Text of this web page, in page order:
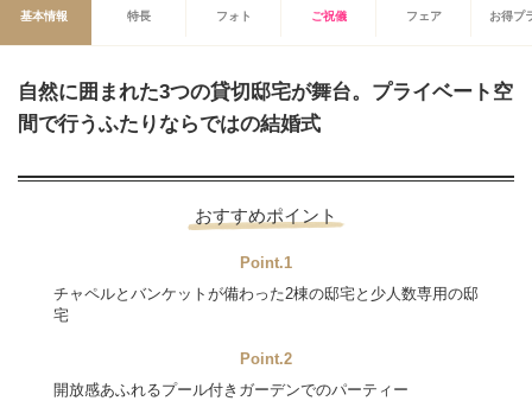
基本情報 特長 フォト ご祝儀 フェア お得プ
自然に囲まれた3つの貸切邸宅が舞台。プライベート空
間で行うふたりならではの結婚式
おすすめポイント
Point.1
チャペルとバンケットが備わった2棟の邸宅と少人数専用の邸
宅
Point.2
開放感あふれるプール付きガーデンでのパーティー